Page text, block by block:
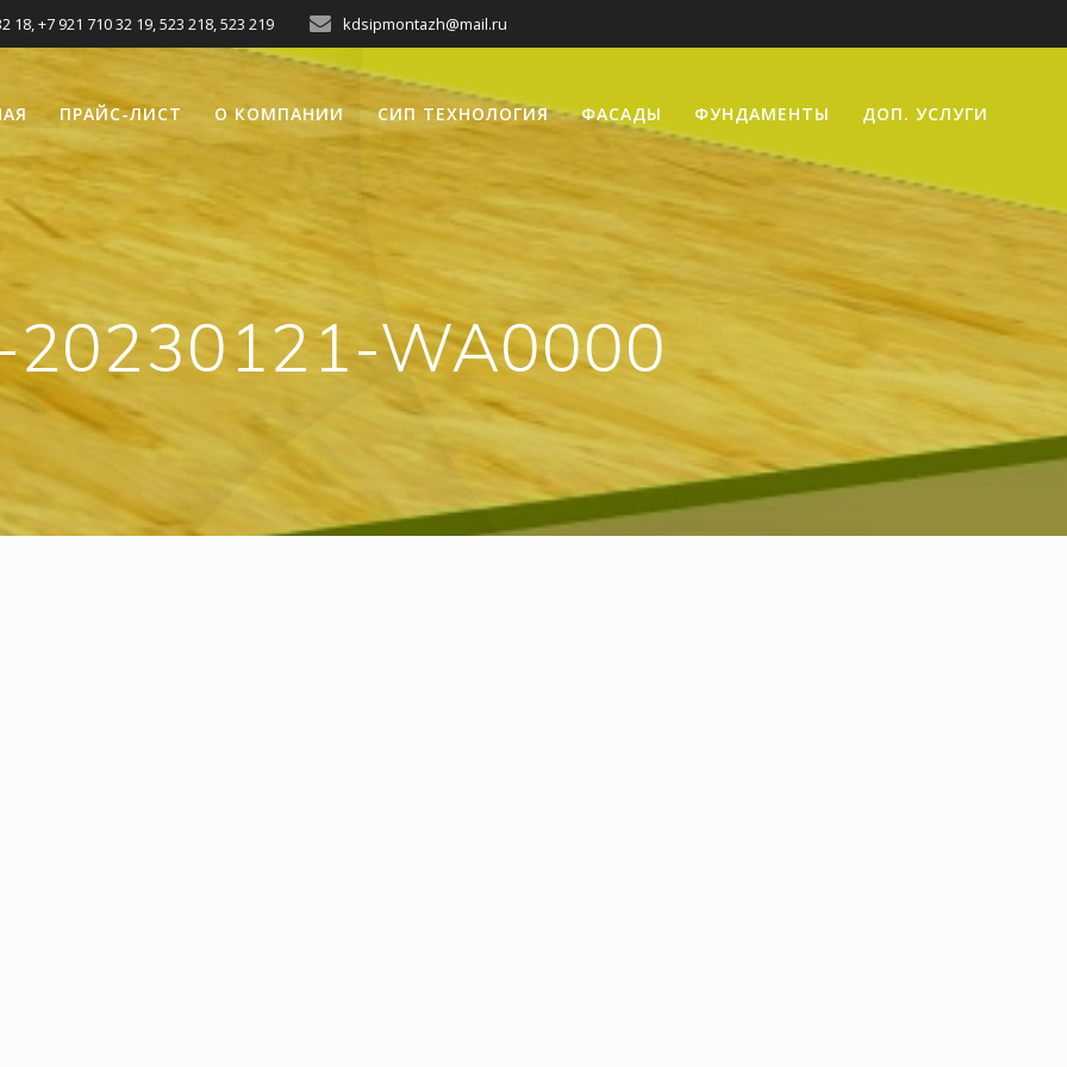
18, +7 921 710 32 19, 523 218, 523 219 kdsipmontazh@mail.ru
ПРАЙС-ЛИСТ О КОМПАНИИ СИП ТЕХНОЛОГИЯ ФАСАДЫ ФУНДАМЕНТЫ ДОП. УСЛУГИ
20230121-WA0000